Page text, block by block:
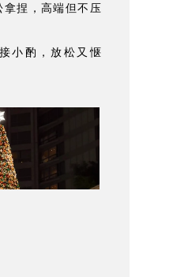
拿捏，高端但不压
小酌，放松又惬